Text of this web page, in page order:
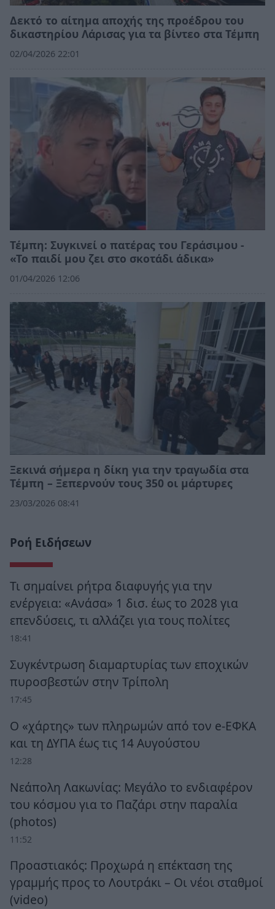
Δεκτό το αίτημα αποχής της προέδρου του
δικαστηρίου Λάρισας για τα βίντεο στα Τέμπη
02/04/2026 22:01
Τέμπη: Συγκινεί ο πατέρας του Γεράσιμου -
«Το παιδί μου ζει στο σκοτάδι άδικα»
01/04/2026 12:06
Ξεκινά σήμερα η δίκη για την τραγωδία στα
Τέμπη – Ξεπερνούν τους 350 οι μάρτυρες
23/03/2026 08:41
Ροή Ειδήσεων
Τι σημαίνει ρήτρα διαφυγής για την
ενέργεια: «Ανάσα» 1 δισ. έως το 2028 για
επενδύσεις, τι αλλάζει για τους πολίτες
18:41
Συγκέντρωση διαμαρτυρίας των εποχικών
πυροσβεστών στην Τρίπολη
17:45
Ο «χάρτης» των πληρωμών από τον e-ΕΦΚΑ
και τη ΔΥΠΑ έως τις 14 Αυγούστου
12:28
Νεάπολη Λακωνίας: Μεγάλο το ενδιαφέρον
του κόσμου για το Παζάρι στην παραλία
(photos)
11:52
Προαστιακός: Προχωρά η επέκταση της
γραμμής προς το Λουτράκι – Οι νέοι σταθμοί
(video)